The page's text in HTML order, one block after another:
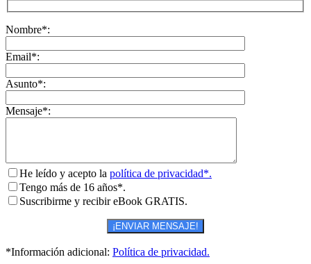
Nombre*:
Email*:
Asunto*:
Mensaje*:
He leído y acepto la política de privacidad*.
Tengo más de 16 años*.
Suscribirme y recibir eBook GRATIS.
*Información adicional: Política de privacidad.